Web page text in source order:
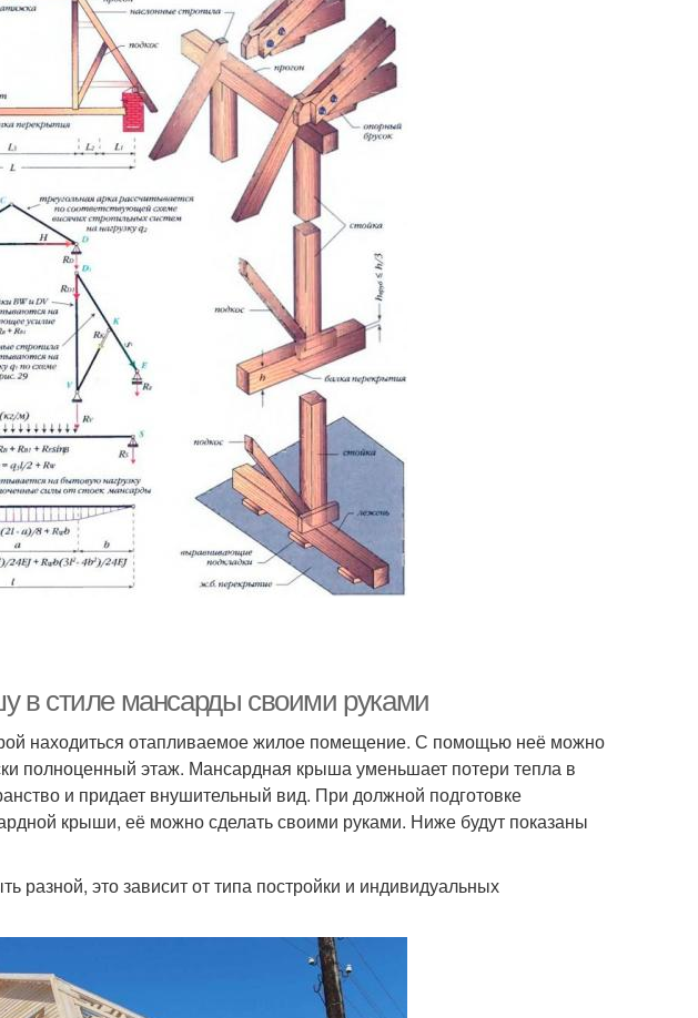
в стиле мансарды своими руками
находиться отапливаемое жилое помещение. С помощью неё можно
полноценный этаж. Мансардная крыша уменьшает потери тепла в
и придает внушительный вид. При должной подготовке
крыши, её можно сделать своими руками. Ниже будут показаны
разной, это зависит от типа постройки и индивидуальных